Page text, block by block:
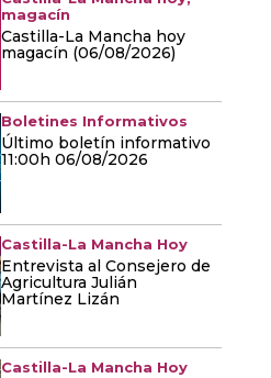
magacín
Castilla-La Mancha hoy
magacín (06/08/2026)
Boletines Informativos
Último boletín informativo
11:00h 06/08/2026
Castilla-La Mancha Hoy
Entrevista al Consejero de
Agricultura Julián
Martínez Lizán
Castilla-La Mancha Hoy